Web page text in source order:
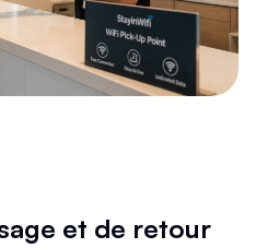
et de retour